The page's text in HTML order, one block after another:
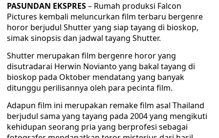
PASUNDAN EKSPRES– Rumah produksi Falcon
Pictures kembali meluncurkan film terbaru bergenre
horor berjudul Shutter yang siap tayang di bioskop,
simak sinopsis dan jadwal tayang Shutter.
Shutter merupakan film bergenre horor yang
disutradarai Herwin Novianto yang bakal tayang di
bioskop pada Oktober mendatang yang banyak
ditunggu perilisannya oleh para pecinta film.
Adapun film ini merupakan remake film asal Thailand
berjudul sama yang tayang pada 2004 yang mengikuti
kehidupan seorang pria yang berprofesi sebagai